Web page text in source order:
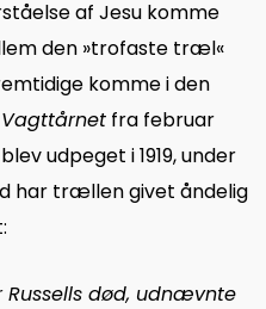
af Jesu komme
den »trofaste træl«
komme i den
Vagttårnet fra februar
udpeget i 1919, under
har trællen givet åndelig
Russells død, udnævnte